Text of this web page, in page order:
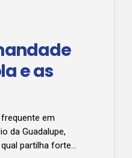
e as
em
da Guadalupe,
partilha fortes